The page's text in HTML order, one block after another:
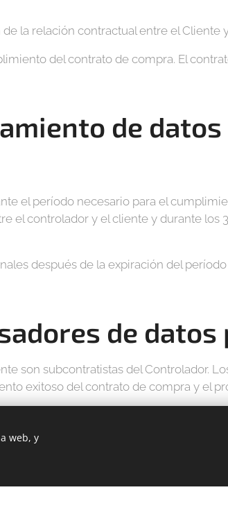
la relación contractual entre el Cliente
del contrato de compra. El
de datos
el período necesario para el
el controlador y el cliente y durante los
después de la expiración del
de datos
son subcontratistas del Controlador.
exitoso del contrato de compra y el
web, y